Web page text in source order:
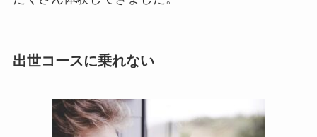
出世コースに乗れない